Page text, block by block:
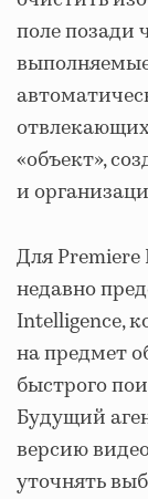
поле позади
«объект»,
и
Для Premiere
недавно
Intelligence,
на предмет
быстрого
Будущий
версию
уточнять